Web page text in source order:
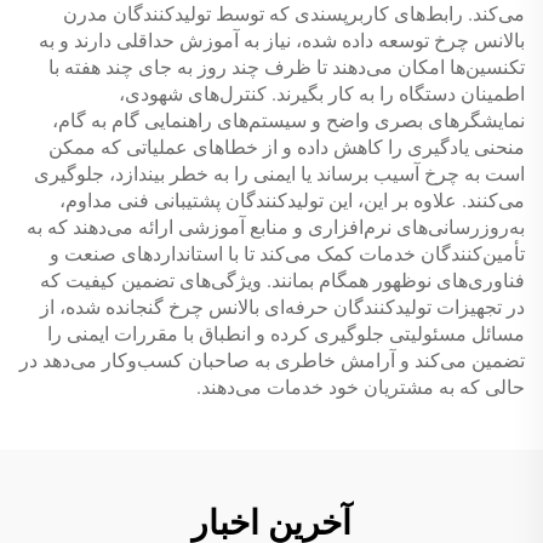
می‌کند. رابط‌های کاربرپسندی که توسط تولیدکنندگان مدرن
بالانس چرخ توسعه داده شده، نیاز به آموزش حداقلی دارند و به
تکنسین‌ها امکان می‌دهند تا ظرف چند روز به جای چند هفته با
اطمینان دستگاه را به کار بگیرند. کنترل‌های شهودی،
نمایشگرهای بصری واضح و سیستم‌های راهنمایی گام به گام،
منحنی یادگیری را کاهش داده و از خطاهای عملیاتی که ممکن
است به چرخ آسیب برساند یا ایمنی را به خطر بیندازد، جلوگیری
می‌کنند. علاوه بر این، این تولیدکنندگان پشتیبانی فنی مداوم،
به‌روزرسانی‌های نرم‌افزاری و منابع آموزشی ارائه می‌دهند که به
تأمین‌کنندگان خدمات کمک می‌کند تا با استانداردهای صنعت و
فناوری‌های نوظهور همگام بمانند. ویژگی‌های تضمین کیفیت که
در تجهیزات تولیدکنندگان حرفه‌ای بالانس چرخ گنجانده شده، از
مسائل مسئولیتی جلوگیری کرده و انطباق با مقررات ایمنی را
تضمین می‌کند و آرامش خاطری به صاحبان کسب‌وکار می‌دهد در
حالی که به مشتریان خود خدمات می‌دهند.
آخرین اخبار